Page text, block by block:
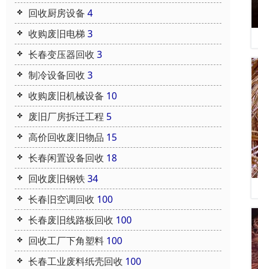
回收厨房设备 4
收购废旧电梯 3
长春变压器回收 3
制冷设备回收 3
收购废旧机械设备 10
废旧厂房拆迁工程 5
高价回收废旧物品 15
长春闲置设备回收 18
回收废旧钢铁34
长春旧空调回收 100
长春废旧线路板回收 100
回收工厂下角塑料 100
长春工业废料纸壳回收 100